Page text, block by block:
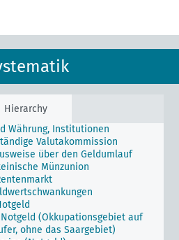
Hierarchy
die Währungseinheit
Stützung der Währung
Währung, Institutionen
Valutakommission
über den Geldumlauf
Münzunion
Notgeld (Okkupationsgebiet auf
ohne das Saargebiet)